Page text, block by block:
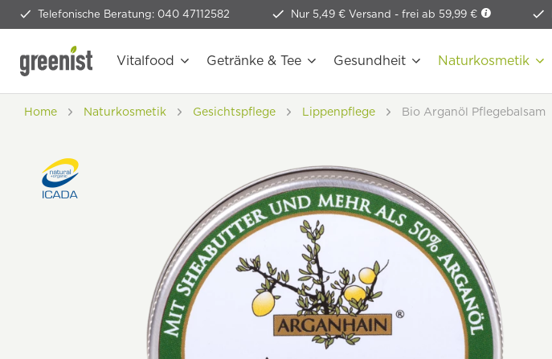
Telefonische Beratung: 040 47112582 Nur 5,49 € Versand - frei ab 59,99 €
Vitalfood Getränke & Tee Gesundheit Naturkosmetik
Home Naturkosmetik Gesichtspflege Lippenpflege Bio Arganöl Pflegebalsam